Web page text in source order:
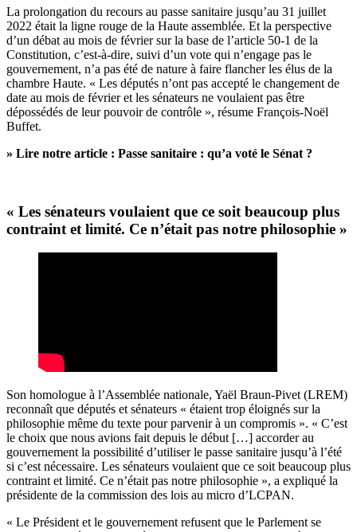
La prolongation du recours au passe sanitaire jusqu’au 31 juillet
2022 était la ligne rouge de la Haute assemblée. Et la perspective
d’un débat au mois de février sur la base de l’article 50-1 de la
Constitution, c’est-à-dire, suivi d’un vote qui n’engage pas le
gouvernement, n’a pas été de nature à faire flancher les élus de la
chambre Haute. « Les députés n’ont pas accepté le changement de
date au mois de février et les sénateurs ne voulaient pas être
dépossédés de leur pouvoir de contrôle », résume François-Noël
Buffet.
» Lire notre article : Passe sanitaire : qu’a voté le Sénat ?
« Les sénateurs voulaient que ce soit beaucoup plus
contraint et limité. Ce n’était pas notre philosophie »
Son homologue à l’Assemblée nationale, Yaël Braun-Pivet (LREM)
reconnaît que députés et sénateurs « étaient trop éloignés sur la
philosophie même du texte pour parvenir à un compromis ». « C’est
le choix que nous avions fait depuis le début […] accorder au
gouvernement la possibilité d’utiliser le passe sanitaire jusqu’à l’été
si c’est nécessaire. Les sénateurs voulaient que ce soit beaucoup plus
contraint et limité. Ce n’était pas notre philosophie », a expliqué la
présidente de la commission des lois au micro d’LCPAN.
« Le Président et le gouvernement refusent que le Parlement se